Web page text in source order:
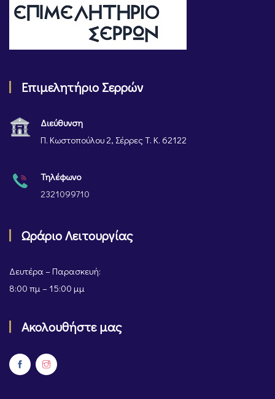
Επιμελητήριο Σερρών
Διεύθυνση
Π. Κωστοπούλου 2, Σέρρες Τ. Κ. 62122
Τηλέφωνο
2321099710
Ωράριο Λειτουργίας
Δευτέρα – Παρασκευή:
8:00 πμ – 15:00 μμ
Ακολουθήστε μας